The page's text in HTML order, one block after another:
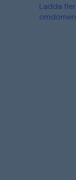
Ladda fler
omdömen